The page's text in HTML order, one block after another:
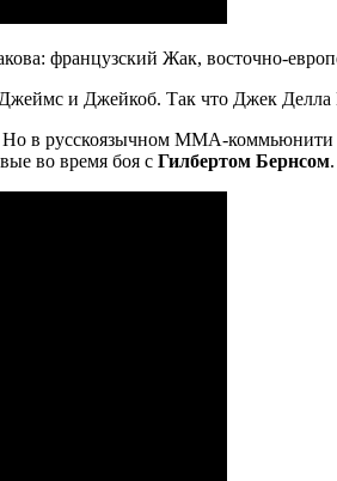
французский Жак, восточно-
и Джейкоб. Так что Джек
в русскоязычном ММА-коммьюнити
во время боя с Гилбертом Бернсом.